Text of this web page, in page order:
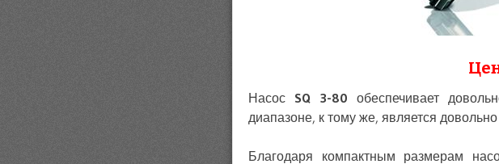
Насос SQ 3-80 обеспечивает
диапазоне, к тому же, является
Благодаря компактным размерам